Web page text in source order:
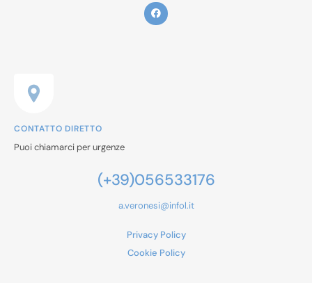
CONTATTO DIRETTO
Puoi chiamarci per urgenze
(+39)056533176
a.veronesi@infol.it
Privacy Policy
Cookie Policy